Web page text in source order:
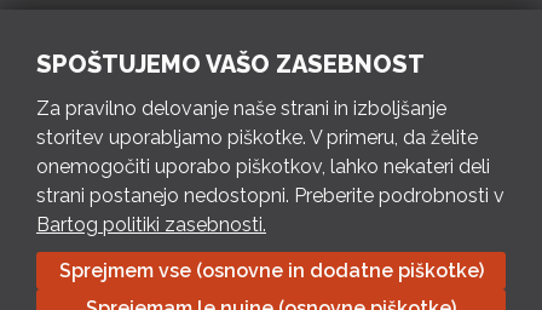
PON – PET 8 – 18 h / SOB 8 – 12 h
Pošlji e-mail
Izpolni kontaktni obrazec
Bartog d.o.o. Trebnje | ID: SI79128718 | IBAN: SI56 1010 0003
SPOŠTUJEMO VAŠO ZASEBNOST
Za pravilno delovanje naše strani in izboljšanje
storitev uporabljamo piškotke. V primeru, da želite
onemogočiti uporabo piškotkov, lahko nekateri deli
strani postanejo nedostopni. Preberite podrobnosti v
Bartog politiki zasebnosti.
Sprejmem vse (osnovne in dodatne piškotke)